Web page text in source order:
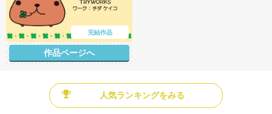
完結作品
作品ページへ
人気ランキングをみる